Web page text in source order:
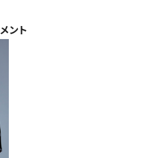
ント